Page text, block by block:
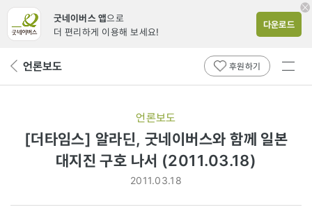
굿네이버스 앱으로
더 편리하게 이용해 보세요!
다운로드
뒤 언론보도 후원하기
전체
언론보도
[더타임스] 알라딘, 굿네이버스와 함께 일본
대지진 구호 나서 (2011.03.18)
2011.03.18